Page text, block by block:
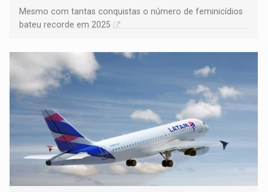
Mesmo com tantas conquistas o número de feminicídios
bateu recorde em 2025